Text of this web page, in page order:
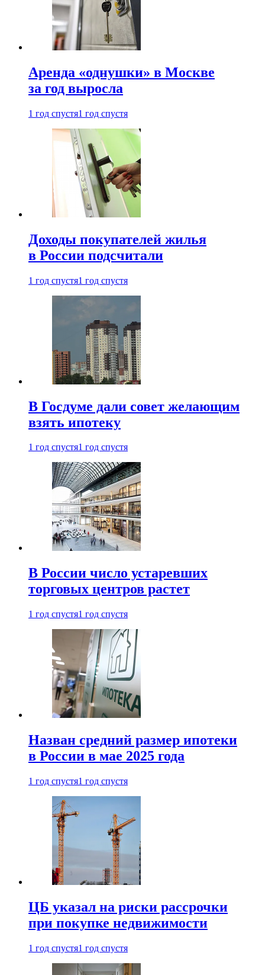
Аренда «однушки» в Москве
за год выросла
1 год спустя1 год спустя
Доходы покупателей жилья
в России подсчитали
1 год спустя1 год спустя
В Госдуме дали совет желающим
взять ипотеку
1 год спустя1 год спустя
В России число устаревших
торговых центров растет
1 год спустя1 год спустя
Назван средний размер ипотеки
в России в мае 2025 года
1 год спустя1 год спустя
ЦБ указал на риски рассрочки
при покупке недвижимости
1 год спустя1 год спустя